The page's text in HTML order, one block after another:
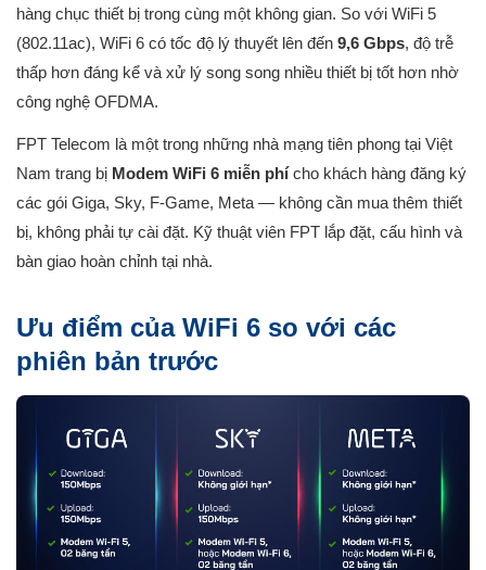
hàng chục thiết bị trong cùng một không gian. So với WiFi 5
(802.11ac), WiFi 6 có tốc độ lý thuyết lên đến 9,6 Gbps, độ trễ
thấp hơn đáng kể và xử lý song song nhiều thiết bị tốt hơn nhờ
công nghệ OFDMA.
FPT Telecom là một trong những nhà mạng tiên phong tại Việt
Nam trang bị Modem WiFi 6 miễn phícho khách hàng đăng ký
các gói Giga, Sky, F-Game, Meta — không cần mua thêm thiết
bị, không phải tự cài đặt. Kỹ thuật viên FPT lắp đặt, cấu hình và
bàn giao hoàn chỉnh tại nhà.
Ưu điểm của WiFi 6 so với các
phiên bản trước